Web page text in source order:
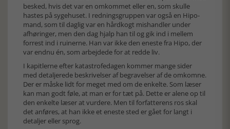
besked, hvis det var en omkommet eller en, som skulle
hastes på sygehuset. I redningsgruppen var også en Hipo-
mand, som til daglig var en hårdkogt mishandler under
afhøringer, men den dag hjalp han til og gik ind i mellem
forrest ind i ruinerne. Han var ikke den eneste fra Hipo, der
var endnu én, som arbejdede for at redde liv.
I kapitlerne efter katastrofedagen kommer mange sider
med detaljerede beskrivelser af begravelser af de omkomne.
Der er måske lidt for meget med om de enkelte. Som læser
kan man godt føle, at man er for tæt på. Dette er alene op til
den enkelte læser at vurdere. Men til forfatterens ros skal
det anføres, at han ikke et eneste sted er gået for langt i
detaljer eller sprog.